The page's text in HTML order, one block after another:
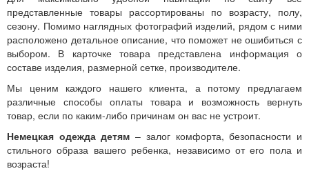
представленные товары рассортированы по возрасту, полу,
сезону. Помимо наглядных фотографий изделий, рядом с ними
расположено детальное описание, что поможет не ошибиться с
выбором. В карточке товара представлена информация о
составе изделия, размерной сетке, производителе.
Мы ценим каждого нашего клиента, а потому предлагаем
различные способы оплаты товара и возможность вернуть
товар, если по каким-либо причинам он вас не устроит.
Немецкая одежда детям – залог комфорта, безопасности и
стильного образа вашего ребенка, независимо от его пола и
возраста!